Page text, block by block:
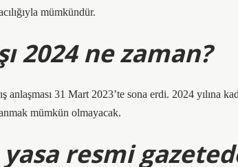
mümkündür.
2024 ne zaman?
anlaşması 31 Mart 2023’te sona erdi. 2024 yılına
mümkün olmayacak.
resmi